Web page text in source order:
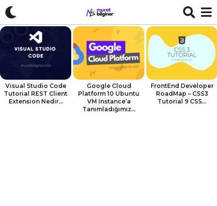
Visual Studio Code
Tutorial REST Client
Extension Nedir...
Google Cloud
Platform 10 Ubuntu
VM Instance’a
Tanımladığımız...
FrontEnd Developer
RoadMap – CSS3
Tutorial 9 CSS...